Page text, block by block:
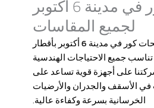
فتحات كور في مدينة 6 أكتوبر
لجميع المقاسات
كور في مدينة 6 أكتوبر
بأقطار
جميع الاحتياجات الهندسية
على أجهزة قوية تساعد على
في الأسقف والجدران والأرضيات
الخرسانية بسرعة وكفاءة عالية.